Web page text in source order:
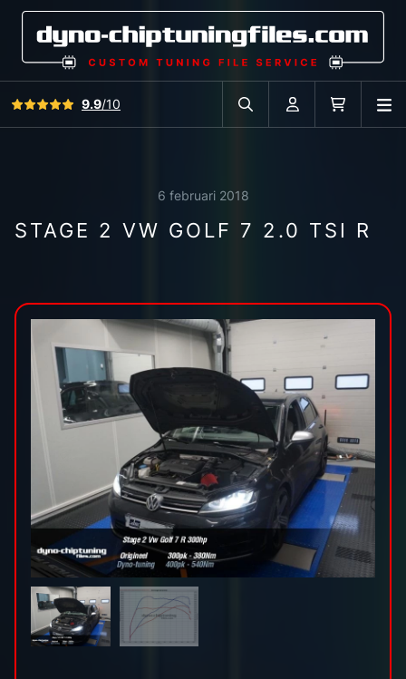
Bekijk alle reviews
9.9/10
Zoek in autodatabase
Account
6 februari 2018
STAGE 2 VW GOLF 7 2.0 TSI R